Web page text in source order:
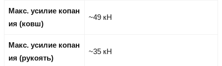
Макс. усилие копан
ия (ковш)
~49 кН
Макс. усилие копан
ия (рукоять)
~35 кН